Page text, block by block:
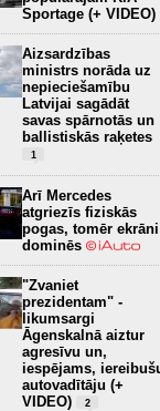
Sportage (+ VIDEO)
Aizsardzības
ministrs norāda uz
nepieciešamību
Latvijai sagādāt
savas spārnotās un
ballistiskās raķetes
1
Arī Mercedes
atgriezīs fiziskās
pogas, tomēr ekrāni
dominēs
"Zvaniet
prezidentam" -
likumsargi
Āgenskalnā aiztur
agresīvu un,
iespējams,
autovadītāju (+
VIDEO)
2